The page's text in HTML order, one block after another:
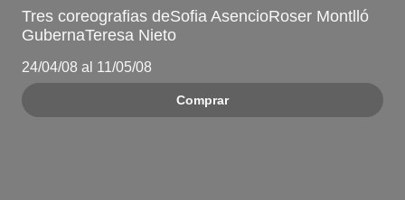
Tres coreografias deSofia AsencioRoser Montlló
GubernaTeresa Nieto
24/04/08 al 11/05/08
Comprar